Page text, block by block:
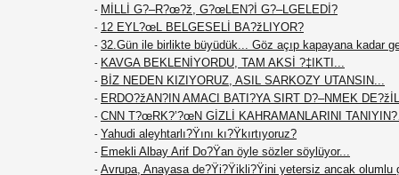
- MİLLİ G?–R?œ?ž, G?œLEN?İ G?–LGELEDİ?
- 12 EYL?œL BELGESELİ BA?žLIYOR?
- 32.Gün ile birlikte büyüdük... Göz açıp kapayana kadar
- KAVGA BEKLENİYORDU, TAM AKSİ ?‡IKTI...
- BİZ NEDEN KIZIYORUZ, ASIL SARKOZY UTANSIN...
- ERDO?žAN?IN AMACI BATI?YA SIRT D?–NMEK
- CNN T?œRK?’?œN GİZLİ KAHRAMANLARINI
- Yahudi aleyhtarlı?Ÿını kı?Ÿkırtıyoruz?
- Emekli Albay Arif Do?Ÿan öyle sözler söylüyor...
- Avrupa, Anayasa de?Ÿi?Ÿikli?Ÿini yetersiz ancak olumlu